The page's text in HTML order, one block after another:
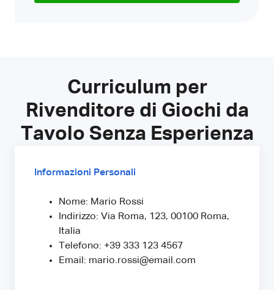
Curriculum per
Rivenditore di Giochi da
Tavolo Senza Esperienza
Informazioni Personali
Nome: Mario Rossi
Indirizzo: Via Roma, 123, 00100 Roma,
Italia
Telefono: +39 333 123 4567
Email: mario.rossi@email.com